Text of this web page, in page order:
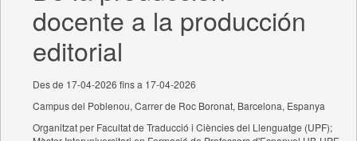
docente a la producción
editorial
Des de 17-04-2026 fins a 17-04-2026
Campus del Poblenou, Carrer de Roc Boronat, Barcelona, Espanya
Organitzat per Facultat de Traducció i Ciències del Llenguatge (UPF);